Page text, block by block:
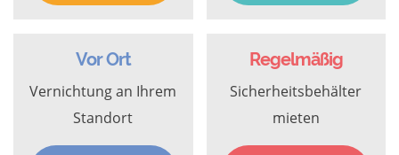
Vor Ort
Vernichtung an Ihrem
Standort
Regelmäßig
Sicherheitsbehälter
mieten